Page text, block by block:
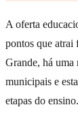
A oferta
pontos que atrai
Grande, há uma
municipais e
etapas do ensino.